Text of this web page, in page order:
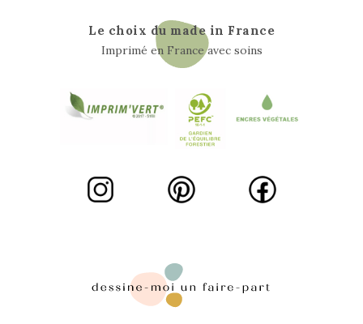
Le choix du made in France
Imprimé en France avec soins